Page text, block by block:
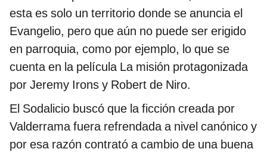
esta es solo un territorio donde se anuncia el
Evangelio, pero que aún no puede ser erigido
en parroquia, como por ejemplo, lo que se
cuenta en la película La misión protagonizada
por Jeremy Irons y Robert de Niro.
El Sodalicio buscó que la ficción creada por
Valderrama fuera refrendada a nivel canónico y
por esa razón contrató a cambio de una buena